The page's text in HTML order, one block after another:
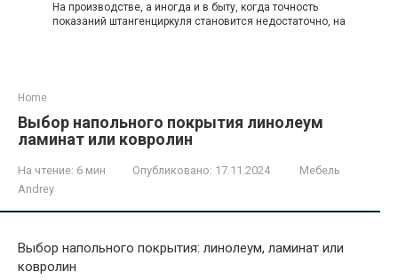
На производстве, а иногда и в быту, когда точность
показаний штангенциркуля становится недостаточно, на
Home
Выбор напольного покрытия линолеум
ламинат или ковролин
На чтение: 6 мин Опубликовано: 17.11.2024
Мебель
Andrey
Выбор напольного покрытия: линолеум, ламинат или
ковролин